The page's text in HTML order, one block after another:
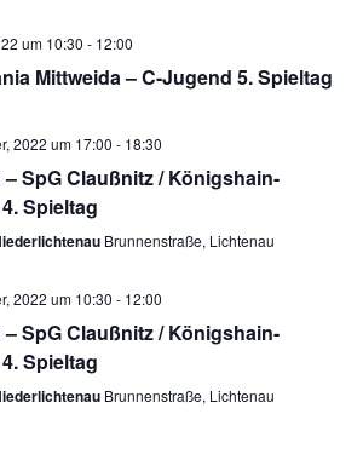
um 10:30 - 12:00
Mittweida – C-Jugend 5. Spieltag
2022 um 17:00 - 18:30
SpG Claußnitz / Königshain-
Spieltag
Brunnenstraße, Lichtenau
2022 um 10:30 - 12:00
SpG Claußnitz / Königshain-
Spieltag
Brunnenstraße, Lichtenau